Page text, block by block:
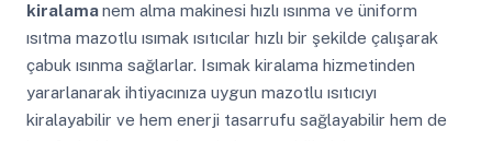
kiralamanem alma makinesi hızlı ısınma ve üniform
ısıtma mazotlu ısımak ısıtıcılar hızlı bir şekilde çalışarak
çabuk ısınma sağlarlar. Isımak kiralama hizmetinden
yararlanarak ihtiyacınıza uygun mazotlu ısıtıcıyı
kiralayabilir ve hem enerji tasarrufu sağlayabilir hem de